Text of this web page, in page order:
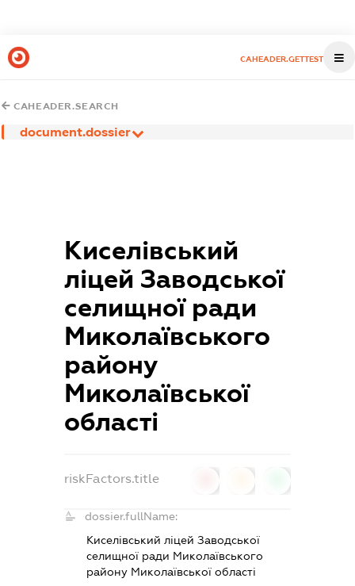
CAHEADER.GETTEST
CAHEADER.SEARCH
document.dossier
Киселівський
ліцей Заводської
селищної ради
Миколаївського
району
Миколаївської
області
riskFactors.title
dossier.fullName:
Киселівський ліцей Заводської
селищної ради Миколаївського
району Миколаївської області